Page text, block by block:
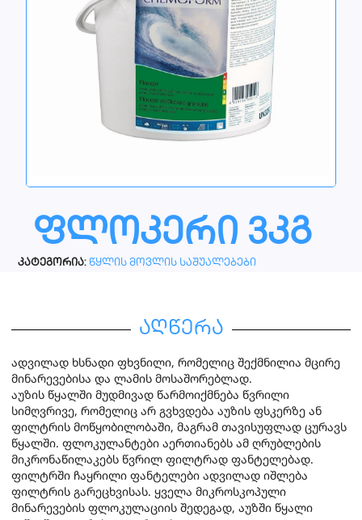
ფლოკერი 3კგ
კატეგორია: წყლის მოვლის საშუალებები
აღწერა
ადვილად ხსნადი ფხვნილი, რომელიც შექმნილია მცირე
მინარევებისა და ლამის მოსაშორებლად.
აუზის წყალში მუდმივად წარმოიქმნება წვრილი
სიმღვრივე, რომელიც არ გვხვდება აუზის ფსკერზე ან
ფილტრის მოწყობილობაში, მაგრამ თავისუფლად ცურავს
წყალში. ფლოკულანტები აერთიანებს ამ ღრუბლების
მიკრონაწილაკებს წვრილ ფილტრად ფანტელებად.
ფილტრში ჩაყრილი ფანტელები ადვილად იშლება
ფილტრის გარეცხვისას. ყველა მიკროსკოპული
მინარევების ფლოკულაციის შედეგად, აუზში წყალი